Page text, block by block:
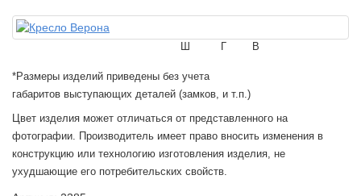
Ш В
Г
*Размеры изделий приведены без учета
габаритов выступающих деталей (замков, и т.п.)
Цвет изделия может отличаться от представленного на
фотографии. Производитель имеет право вносить изменения в
конструкцию или технологию изготовления изделия, не
ухудшающие его потребительских свойств.